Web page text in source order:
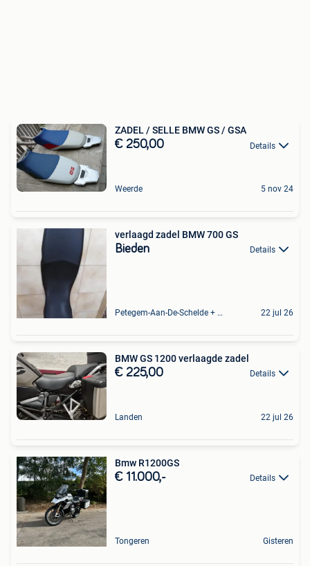
ZADEL / SELLE BMW GS / GSA
€ 250,00 Details
Weerde 5 nov 24
verlaagd zadel BMW 700 GS
Bieden Details
Petegem-Aan-De-Schelde + Deel Van Oudenaarde 22 jul 26
BMW GS 1200 verlaagde zadel
€ 225,00 Details
Landen 22 jul 26
Bmw R1200GS
€ 11.000,- Details
Tongeren Gisteren